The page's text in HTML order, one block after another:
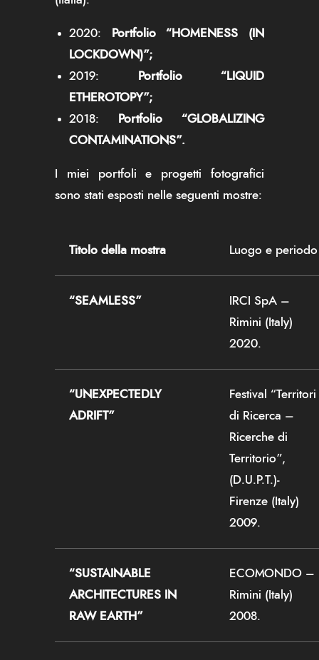
2020:
Portfolio “HOMENESS (IN
LOCKDOWN)”;
2019:
Portfolio “LIQUID
ETHEROTOPY”;
2018:
Portfolio “GLOBALIZING
CONTAMINATIONS”.
I miei portfoli e progetti fotografici
sono stati esposti nelle seguenti mostre:
Titolo della mostra Luogo e periodo
“SEAMLESS”
IRCI SpA –
Rimini (Italy)
2020.
“UNEXPECTEDLY
ADRIFT”
Festival “Territori
di Ricerca –
Ricerche di
Territorio”,
(D.U.P.T.)-
Firenze (Italy)
2009.
“SUSTAINABLE
ARCHITECTURES IN
RAW EARTH”
ECOMONDO –
Rimini (Italy)
2008.